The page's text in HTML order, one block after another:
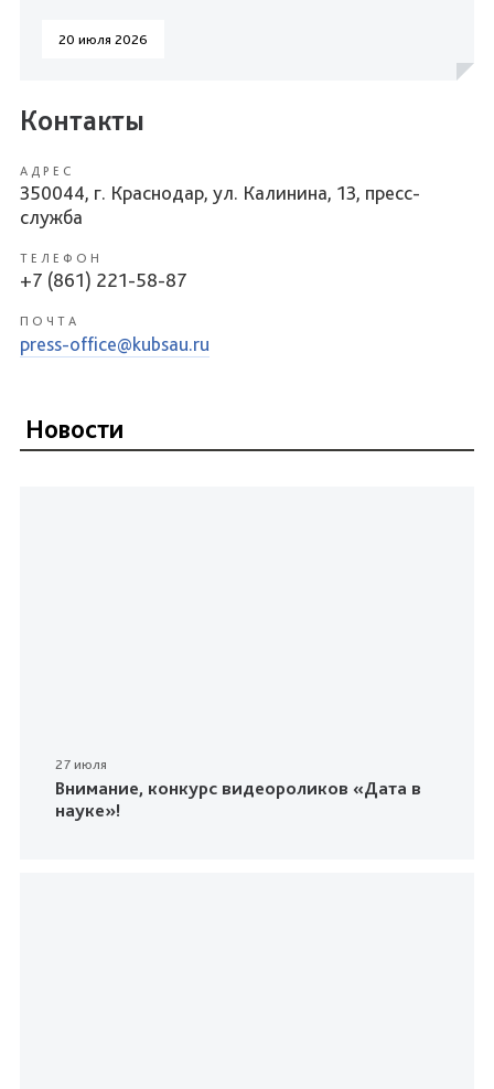
20 июля 2026
Контакты
АДРЕС
350044, г. Краснодар, ул. Калинина, 13, пресс-
служба
ТЕЛЕФОН
+7 (861) 221-58-87
ПОЧТА
press-office@kubsau.ru
Новости
27 июля
Внимание, конкурс видеороликов «Дата в
науке»!